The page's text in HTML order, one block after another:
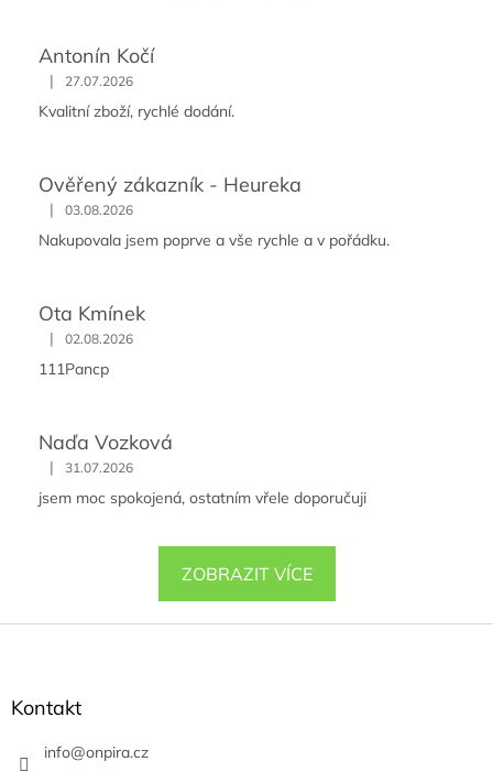
Antonín Kočí
| 27.07.2026
Kvalitní zboží, rychlé dodání.
Ověřený zákazník - Heureka
| 03.08.2026
Nakupovala jsem poprve a vše rychle a v pořádku.
Ota Kmínek
| 02.08.2026
111Pancp
Naďa Vozková
| 31.07.2026
jsem moc spokojená, ostatním vřele doporučuji
ZOBRAZIT VÍCE
Z
Kontakt
info@onpira.cz